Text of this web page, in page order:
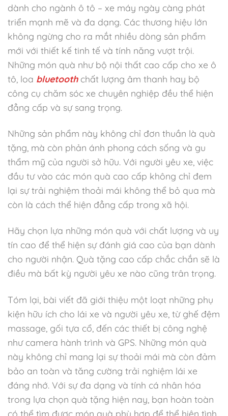
dành cho ngành ô tô – xe máy ngày càng phát
triển mạnh mẽ và đa dạng. Các thương hiệu lớn
không ngừng cho ra mắt nhiều dòng sản phẩm
mới với thiết kế tinh tế và tính năng vượt trội.
Những món quà như bộ nội thất cao cấp cho xe ô
tô, loa bluetooth chất lượng âm thanh hay bộ
công cụ chăm sóc xe chuyên nghiệp đều thể hiện
đẳng cấp và sự sang trọng.
Những sản phẩm này không chỉ đơn thuần là quà
tặng, mà còn phản ánh phong cách sống và gu
thẩm mỹ của người sở hữu. Với người yêu xe, việc
đầu tư vào các món quà cao cấp không chỉ đem
lại sự trải nghiệm thoải mái không thể bỏ qua mà
còn là cách thể hiện đẳng cấp trong xã hội.
Hãy chọn lựa những món quà với chất lượng và uy
tín cao để thể hiện sự đánh giá cao của bạn dành
cho người nhận. Quà tặng cao cấp chắc chắn sẽ là
điều mà bất kỳ người yêu xe nào cũng trân trọng.
Tóm lại, bài viết đã giới thiệu một loạt những phụ
kiện hữu ích cho lái xe và người yêu xe, từ ghế đệm
massage, gối tựa cổ, đến các thiết bị công nghệ
như camera hành trình và GPS. Những món quà
này không chỉ mang lại sự thoải mái mà còn đảm
bảo an toàn và tăng cường trải nghiệm lái xe
đáng nhớ. Với sự đa dạng và tính cá nhân hóa
trong lựa chọn quà tặng hiện nay, bạn hoàn toàn
có thể tìm được món quà phù hợp để thể hiện tình